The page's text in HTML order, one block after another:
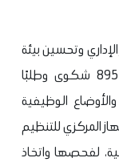
وتحسين بيئة
العمل، استقبلت وتعاملت المنظومة مع 8957 شكوى وطلبًا
الوظيفية
المركزي للتنظيم
لفحصها واتخاذ